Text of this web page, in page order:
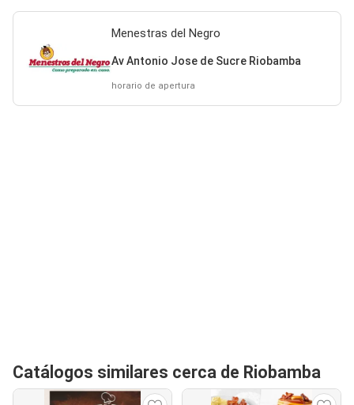
Menestras del Negro
Av Antonio Jose de Sucre Riobamba
horario de apertura
Catálogos similares cerca de Riobamba